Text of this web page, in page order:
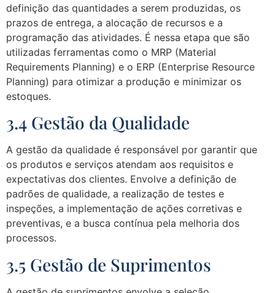
definição das quantidades a serem produzidas, os
prazos de entrega, a alocação de recursos e a
programação das atividades. É nessa etapa que são
utilizadas ferramentas como o MRP (Material
Requirements Planning) e o ERP (Enterprise Resource
Planning) para otimizar a produção e minimizar os
estoques.
3.4 Gestão da Qualidade
A gestão da qualidade é responsável por garantir que
os produtos e serviços atendam aos requisitos e
expectativas dos clientes. Envolve a definição de
padrões de qualidade, a realização de testes e
inspeções, a implementação de ações corretivas e
preventivas, e a busca contínua pela melhoria dos
processos.
3.5 Gestão de Suprimentos